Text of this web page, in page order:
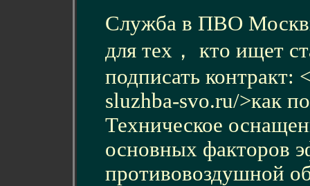
Служба в ПВО
для тех， кто ищет
подписать
sluzhba-svo.ru/>как
Техническое
основных факторов
противовоздушной